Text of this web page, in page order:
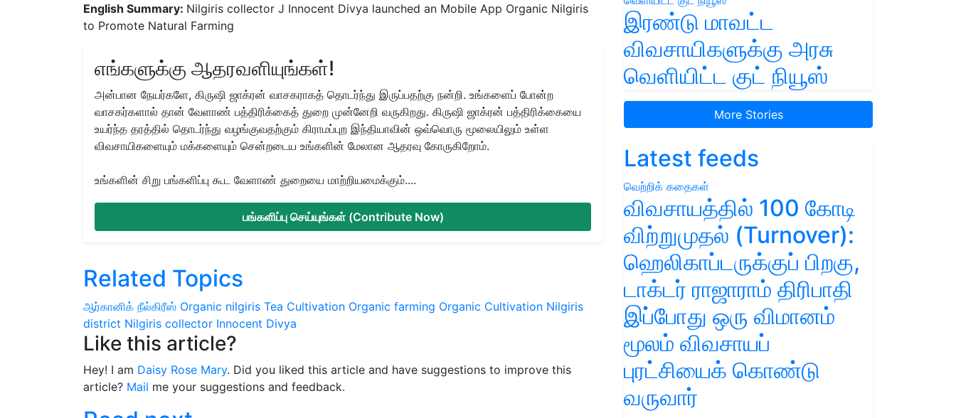
English Summary: Nilgiris collector J Innocent Divya launched an Mobile App Organic Nilgiris
to Promote Natural Farming
எங்களுக்கு ஆதரவளியுங்கள்!
அன்பான நேயர்களே, கிருஷி ஜாக்ரன் வாசகராகத் தொடர்ந்து இருப்பதற்கு நன்றி. உங்களைப் போன்ற
வாசகர்களால் தான் வேளாண் பத்திரிக்கைத் துறை முன்னேறி வருகிறது. கிருஷி ஜாக்ரன் பத்திரிக்கையை
உயர்ந்த தரத்தில் தொடர்ந்து வழங்குவதற்கும் கிராமப்புற இந்தியாவின் ஒவ்வொரு மூலையிலும் உள்ள
விவசாயிகளையும் மக்களையும் சென்றடைய உங்களின் மேலான ஆதரவு கோருகிறோம்.
உங்களின் சிறு பங்களிப்பு கூட வேளாண் துறையை மாற்றியமைக்கும்....
பங்களிப்பு செய்யுங்கள் (Contribute Now)
Related Topics
ஆர்கானிக் நீல்கிரீஸ் Organic nilgiris Tea Cultivation Organic farming Organic Cultivation Nilgiris
district Nilgiris collector Innocent Divya
Like this article?
Hey! I am Daisy Rose Mary. Did you liked this article and have suggestions to improve this
article? Mail me your suggestions and feedback.
இரண்டு மாவட்ட
விவசாயிகளுக்கு அரசு
வெளியிட்ட குட் நியூஸ்
More Stories
Latest feeds
வெற்றிக் கதைகள்
விவசாயத்தில் 100 கோடி
விற்றுமுதல் (Turnover):
ஹெலிகாப்டருக்குப் பிறகு,
டாக்டர் ராஜாராம் திரிபாதி
இப்போது ஒரு விமானம்
மூலம் விவசாயப்
புரட்சியைக் கொண்டு
வருவார்